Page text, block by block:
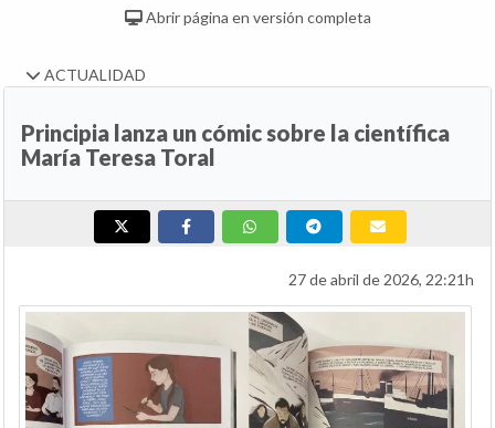
Abrir página en versión completa
ACTUALIDAD
Principia lanza un cómic sobre la científica
María Teresa Toral
27 de abril de 2026, 22:21h